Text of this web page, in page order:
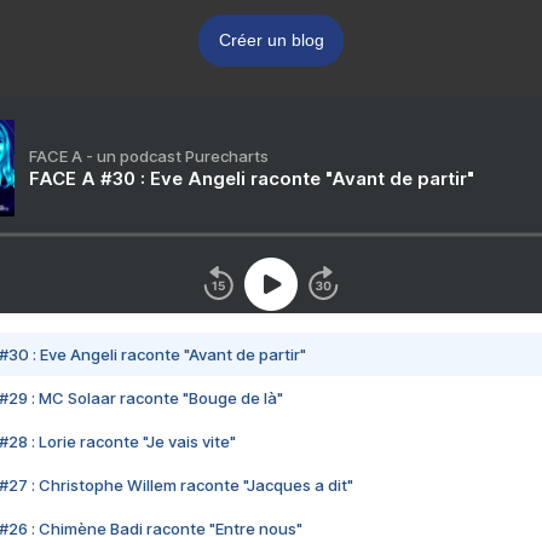
Créer un blog
FACE A - un podcast Purecharts
FACE A #30 : Eve Angeli raconte "Avant de partir"
#30 : Eve Angeli raconte "Avant de partir"
#29 : MC Solaar raconte "Bouge de là"
#28 : Lorie raconte "Je vais vite"
#27 : Christophe Willem raconte "Jacques a dit"
#26 : Chimène Badi raconte "Entre nous"